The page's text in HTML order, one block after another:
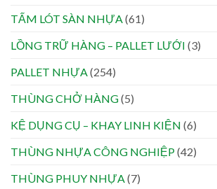
TẤM LÓT SÀN NHỰA(61)
LỒNG TRỮ HÀNG – PALLET LƯỚI (3)
PALLET NHỰA(254)
THÙNG CHỞ HÀNG(5)
KỆ DỤNG CỤ – KHAY LINH KIỆN (6)
THÙNG NHỰA CÔNG NGHIỆP(42)
THÙNG PHUY NHỰA(7)